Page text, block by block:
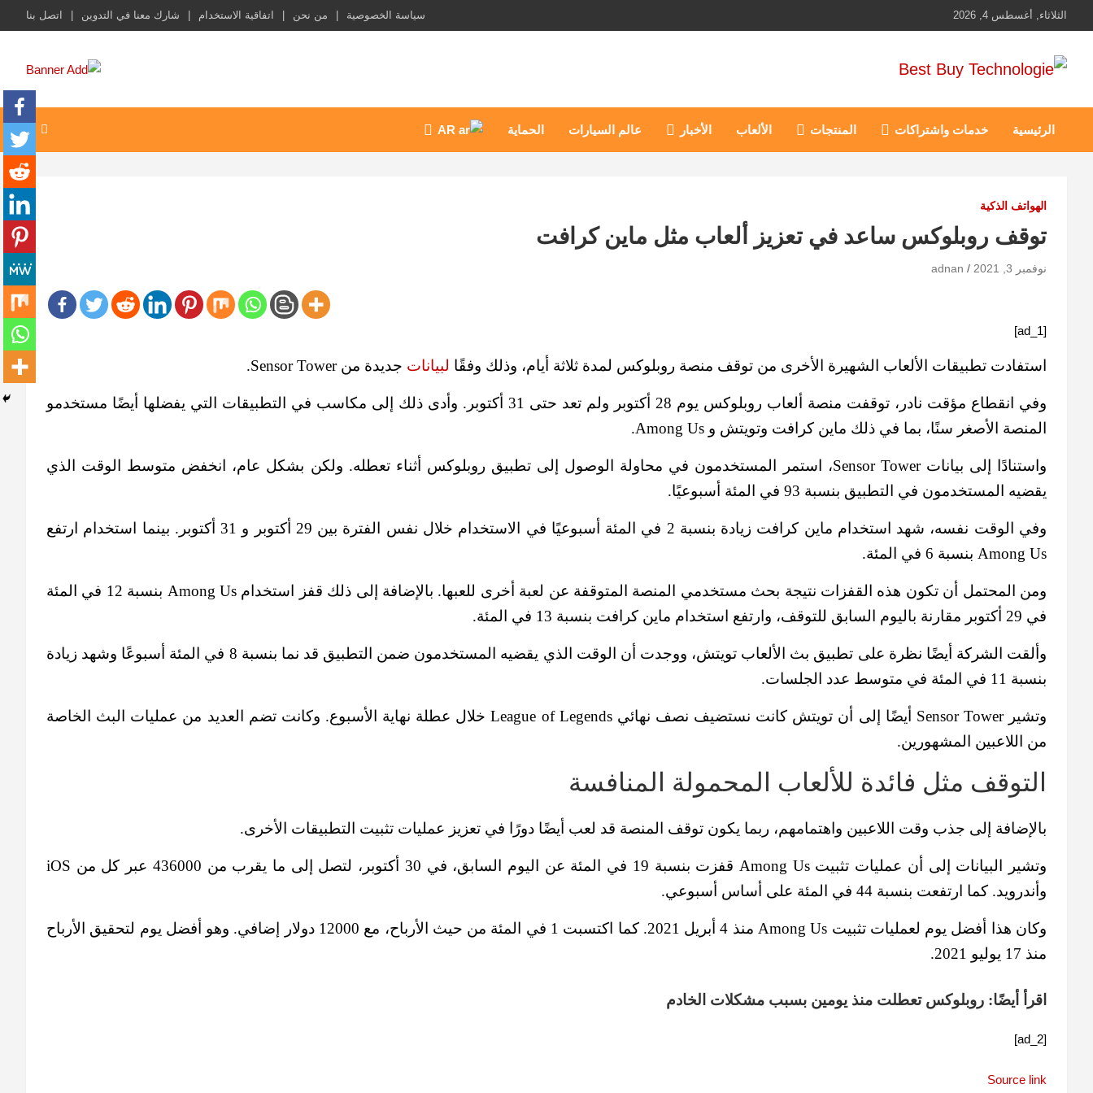
to
الثلاثاء, أغسطس 4, 2026 سياسة الخصوصية من نحن اتفاقية الاستخدام شارك معنا في التدوين اتصل بنا
Best Buy Technologie
الرئيسية خدمات واشتراكات المنتجات الألعاب الأخبار عالم السيارات الحماية AR
الهواتف الذكية
توقف روبلوكس ساعد في تعزيز ألعاب مثل ماين كرافت
نوفمبر 3, 2021 adnan
[ad_1]
استفادت تطبيقات الألعاب الشهيرة الأخرى من توقف منصة روبلوكس لمدة ثلاثة أيام، وذلك وفقًا لبيانات جديدة من Sensor Tower.
وفي انقطاع مؤقت نادر، توقفت منصة ألعاب روبلوكس يوم 28 أكتوبر ولم تعد حتى 31 أكتوبر. وأدى ذلك إلى مكاسب في التطبيقات التي يفضلها أيضًا مستخدمو
المنصة الأصغر سنًا، بما في ذلك ماين كرافت وتويتش و Among Us.
واستنادًا إلى بيانات Sensor Tower، استمر المستخدمون في محاولة الوصول إلى تطبيق روبلوكس أثناء تعطله. ولكن بشكل عام، انخفض متوسط ​​الوقت الذي
يقضيه المستخدمون في التطبيق بنسبة 93 في المئة أسبوعيًا.
وفي الوقت نفسه، شهد استخدام ماين كرافت زيادة بنسبة 2 في المئة أسبوعيًا في الاستخدام خلال نفس الفترة بين 29 أكتوبر و 31 أكتوبر. بينما استخدام ارتفع
Among Us بنسبة 6 في المئة.
ومن المحتمل أن تكون هذه القفزات نتيجة بحث مستخدمي المنصة المتوقفة عن لعبة أخرى للعبها. بالإضافة إلى ذلك قفز استخدام Among Us بنسبة 12 في المئة
في 29 أكتوبر مقارنة باليوم السابق للتوقف، وارتفع استخدام ماين كرافت بنسبة 13 في المئة.
وألقت الشركة أيضًا نظرة على تطبيق بث الألعاب تويتش، ووجدت أن الوقت الذي يقضيه المستخدمون ضمن التطبيق قد نما بنسبة 8 في المئة أسبوعًا وشهد زيادة
بنسبة 11 في المئة في متوسط ​​عدد الجلسات.
وتشير Sensor Tower أيضًا إلى أن تويتش كانت نستضيف نصف نهائي League of Legends خلال عطلة نهاية الأسبوع. وكانت تضم العديد من عمليات البث الخاصة
من اللاعبين المشهورين.
التوقف مثل فائدة للألعاب المحمولة المنافسة
بالإضافة إلى جذب وقت اللاعبين واهتمامهم، ربما يكون توقف المنصة قد لعب أيضًا دورًا في تعزيز عمليات تثبيت التطبيقات الأخرى.
وتشير البيانات إلى أن عمليات تثبيت Among Us قفزت بنسبة 19 في المئة عن اليوم السابق، في 30 أكتوبر، لتصل إلى ما يقرب من 436000 عبر كل من iOS
وأندرويد. كما ارتفعت بنسبة 44 في المئة على أساس أسبوعي.
وكان هذا أفضل يوم لعمليات تثبيت Among Us منذ 4 أبريل 2021. كما اكتسبت 1 في المئة من حيث الأرباح، مع 12000 دولار إضافي. وهو أفضل يوم لتحقيق الأرباح
منذ 17 يوليو 2021.
اقرأ أيضًا: روبلوكس تعطلت منذ يومين بسبب مشكلات الخادم
[ad_2]
Source link